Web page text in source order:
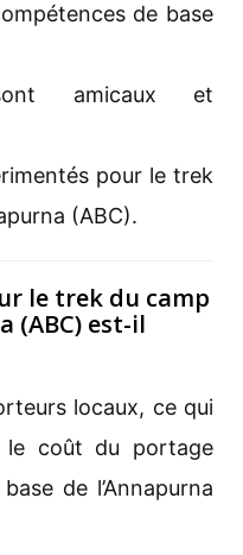
de base
amicaux et
pour le trek
(ABC).
le trek du camp
(ABC) est-il
locaux, ce qui
le coût du portage
de l’Annapurna